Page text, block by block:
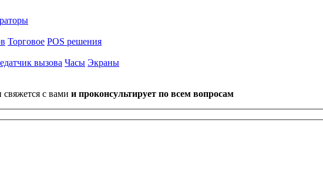
Торговое POS решения
вызова Часы Экраны
с вами и проконсультирует по всем вопросам